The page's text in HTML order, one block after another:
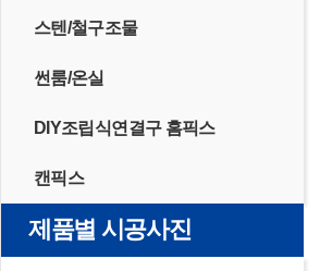
스텐/철구조물
썬룸/온실
DIY조립식연결구 홈픽스
캔픽스
제품별 시공사진